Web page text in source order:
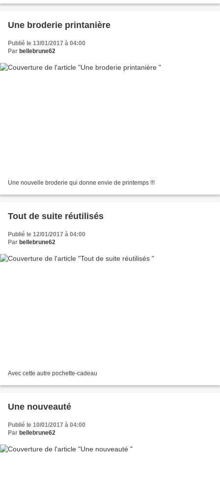
Une broderie printanière
Publié le 13/01/2017 à 04:00
Par bellebrune62
Une nouvelle broderie qui donne envie de printemps !!!
Tout de suite réutilisés
Publié le 12/01/2017 à 04:00
Par bellebrune62
Avec cette autre pochette-cadeau
Une nouveauté
Publié le 10/01/2017 à 04:00
Par bellebrune62